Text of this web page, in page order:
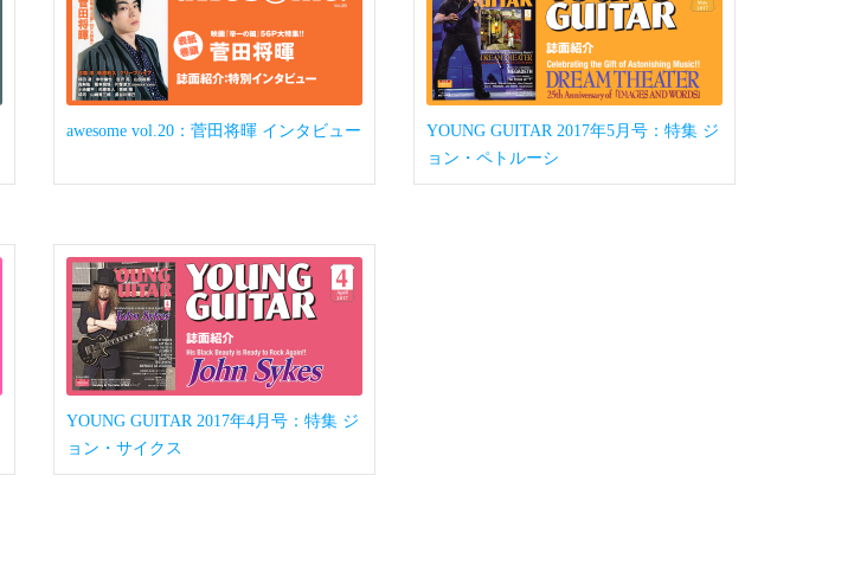
awesome vol.20：菅田将暉 インタビュー
YOUNG GUITAR 2017年5月号：特集 ジ
ョン・ペトルーシ
YOUNG GUITAR 2017年4月号：特集 ジ
ョン・サイクス